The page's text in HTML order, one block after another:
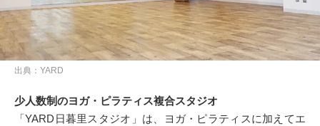
出典：YARD
少人数制のヨガ・ピラティス複合スタジオ
「YARD日暮里スタジオ」は、ヨガ・ピラティスに加えてエ